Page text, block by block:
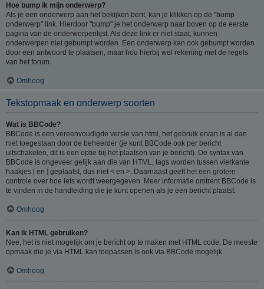
Hoe bump ik mijn onderwerp?
Als je een onderwerp aan het bekijken bent, kan je klikken op de "bump
onderwerp" link. Hierdoor "bump" je het onderwerp naar boven op de eerste
pagina van de onderwerpenlijst. Als deze link er niet staat, kunnen
onderwerpen niet gebumpt worden. Een onderwerp kan ook gebumpt worden
door een antwoord te plaatsen, maar hou hierbij wel rekening met de regels
van het forum.
Omhoog
Tekstopmaak en onderwerp soorten
Wat is BBCode?
BBCode is een vereenvoudigde versie van html, het gebruik ervan is al dan
niet toegestaan door de beheerder (je kunt BBCode ook per bericht
uitschakelen, dit is een optie bij het plaatsen van je bericht). De syntax van
BBCode is ongeveer gelijk aan die van HTML, tags worden tussen vierkante
haakjes [ en ] geplaatst, dus niet < en >. Daarnaast geeft het een grotere
controle over hoe iets wordt weergegeven. Meer informatie omtrent BBCode is
te vinden in de handleiding die je kunt openen als je een bericht plaatst.
Omhoog
Kan ik HTML gebruiken?
Nee, het is niet mogelijk om je bericht op te maken met HTML code. De meeste
opmaak die je via HTML kan toepassen is ook via BBCode mogelijk.
Omhoog